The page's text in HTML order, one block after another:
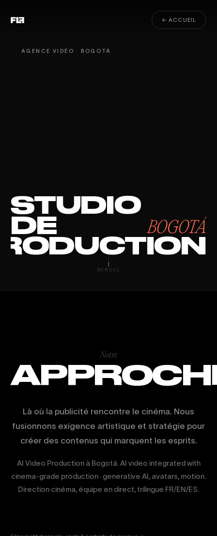
← ACCUEIL
AI VIDEO
AGENCE VIDÉO · BOGOTÁ
STUDIO
DE BOGOTÁ
SCROLL
Notre
Là où la publicité rencontre le cinéma. Nous
fusionnons exigence artistique et stratégie pour
créer des contenus qui marquent les esprits.
AI Video Production à Bogotá. AI video integrated with
cinema-grade production · generative AI, avatars, motion.
Direction cinéma, équipe en direct, trilingue FR/EN/ES.
FICTION